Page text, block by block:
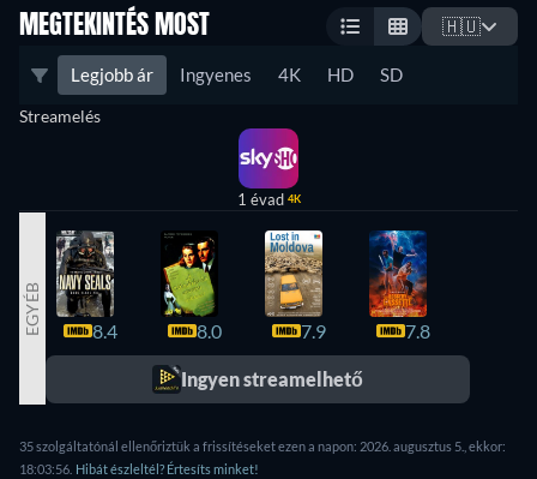
MEGTEKINTÉS MOST 🇭🇺
Legjobb ár Ingyenes 4K HD SD
Streamelés
1 évad 4K
EGYÉB 8.4 8.0 7.9 7.8
Ingyen streamelhető
35 szolgáltatónál ellenőriztük a frissítéseket ezen a napon: 2026. augusztus 5., ekkor:
18:03:56. Hibát észleltél? Értesíts minket!